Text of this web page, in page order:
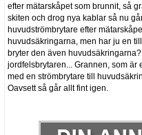
efter mätarskåpet som brunnit, så
skiten och drog nya kablar så nu
huvudströmbrytare efter
huvudsäkringarna, men har ju en
bryter den även
jordfelsbrytaren... Grannen, som är
med en strömbrytare till
Oavsett så går allt fint igen.